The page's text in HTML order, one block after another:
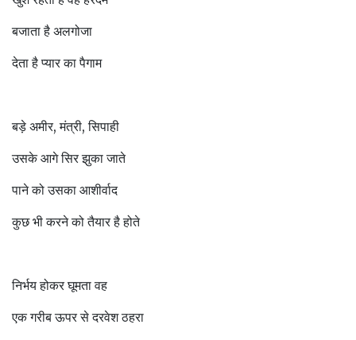
बजाता है अलगोजा
देता है प्यार का पैगाम
बड़े अमीर, मंत्री, सिपाही
उसके आगे सिर झुका जाते
पाने को उसका आशीर्वाद
कुछ भी करने को तैयार है होते
निर्भय होकर घूमता वह
एक गरीब ऊपर से दरवेश ठहरा